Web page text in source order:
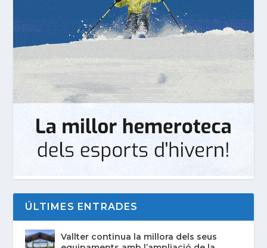
ÚLTIMES ENTRADES
Vallter continua la millora dels seus